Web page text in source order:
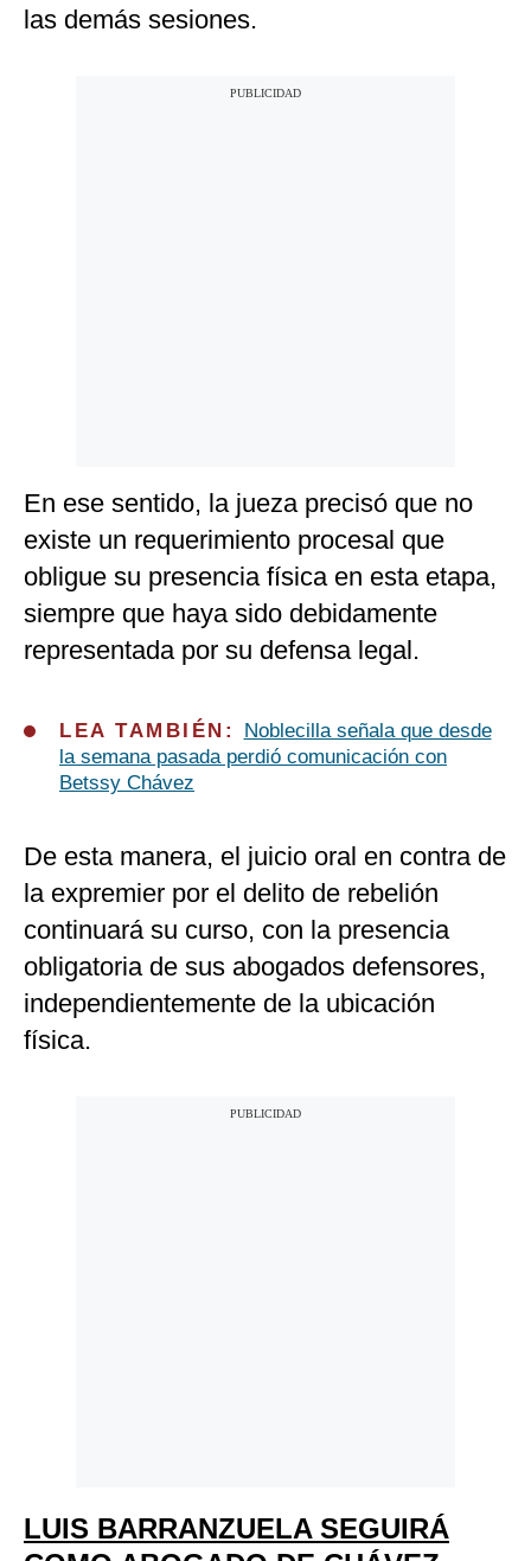
las demás sesiones.
En ese sentido, la jueza precisó que no
existe un requerimiento procesal que
obligue su presencia física en esta etapa,
siempre que haya sido debidamente
representada por su defensa legal.
LEA TAMBIÉN:
Noblecilla señala que desde
la semana pasada perdió comunicación con
Betssy Chávez
De esta manera, el juicio oral en contra de
la expremier por el delito de rebelión
continuará su curso, con la presencia
obligatoria de sus abogados defensores,
independientemente de la ubicación
física.
LUIS BARRANZUELA SEGUIRÁ